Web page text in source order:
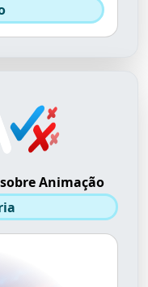
Animação